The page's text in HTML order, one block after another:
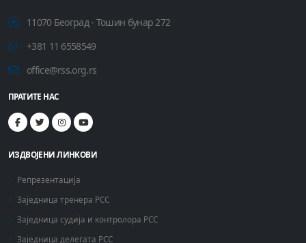
11070 Београд - Тошин бунар 272
+381 11 6558549
office@rss.org.rs
ПРАТИТЕ НАС
ИЗДВОЈЕНИ ЛИНКОВИ
Репрезентација
Заједница тренера РСС
Заједница судија и контролора РСС
Заједница делегата РСС